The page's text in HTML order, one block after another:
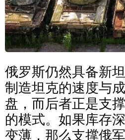
俄罗斯仍然具备新
制造坦克的速度与
盘，而后者正是支
的模式。如果库存
变薄，那么支撑俄